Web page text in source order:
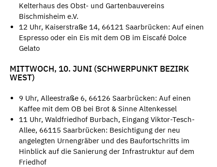
Kelterhaus des Obst- und Gartenbauvereins
Bischmisheim e.V.
12 Uhr, Kaiserstraße 14, 66121 Saarbrücken: Auf einen
Espresso oder ein Eis mit dem OB im Eiscafé Dolce
Gelato
MITTWOCH, 10. JUNI (SCHWERPUNKT BEZIRK
WEST)
9 Uhr, Alleestraße 6, 66126 Saarbrücken: Auf einen
Kaffee mit dem OB bei Brot & Sinne Altenkessel
11 Uhr, Waldfriedhof Burbach, Eingang Viktor-Tesch-
Allee, 66115 Saarbrücken: Besichtigung der neu
angelegten Urnengräber und des Baufortschritts im
Hinblick auf die Sanierung der Infrastruktur auf dem
Friedhof